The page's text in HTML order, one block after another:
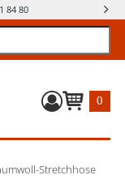
84 80
0
Stretchhose